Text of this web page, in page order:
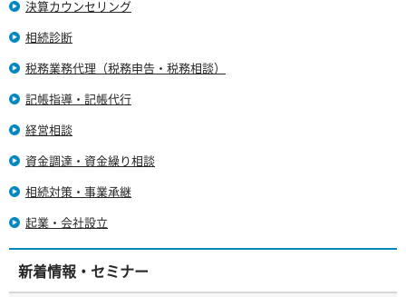
決算カウンセリング
相続診断
税務業務代理（税務申告・税務相談）
記帳指導・記帳代行
経営相談
資金調達・資金繰り相談
相続対策・事業承継
起業・会社設立
新着情報・セミナー